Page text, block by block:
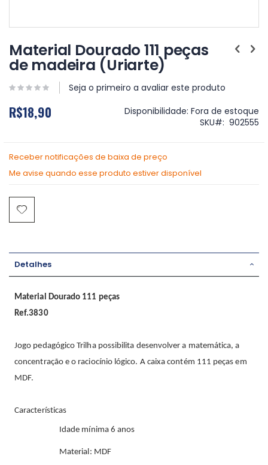
para
o
início
Galeria
imagens
Material Dourado 111 peças
de madeira (Uriarte)
Seja o primeiro a avaliar este produto
R$18,90 Disponibilidade: Fora de estoque
SKU
902555
Receber notificações de baixa de preço
Me avise quando esse produto estiver disponível
Detalhes
Material Dourado 111 peças
Ref.3830
Jogo pedagógico Trilha possibilita desenvolver a matemática, a
concentração e o raciocínio lógico. A caixa contém 111 peças em
MDF.
Características
Idade mínima 6 anos
Material: MDF